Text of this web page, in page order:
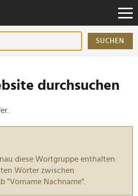
SUCHEN
durchsuchen
diese Wortgruppe enthalten:
Wörter zwischen
"Vorname Nachname".